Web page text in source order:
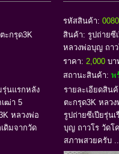
ะกรุด3K
รุ่นแรกหลัง
ฒ่า 5
หลวงพ่อ
ดิมจากวัด
รหัสสินค้า:
สินค้า: รูปถ่ายซี
หลวงพ่อบุญ ถา
ราคา: 2,000 บา
สถานะสินค้า: พ
รายละเอียดสิน
ตะกรุด3K หลว
รูปถ่ายซีเปียรุ่น
บุญ ถาวโร วัดโ
สภาพสวยครับ